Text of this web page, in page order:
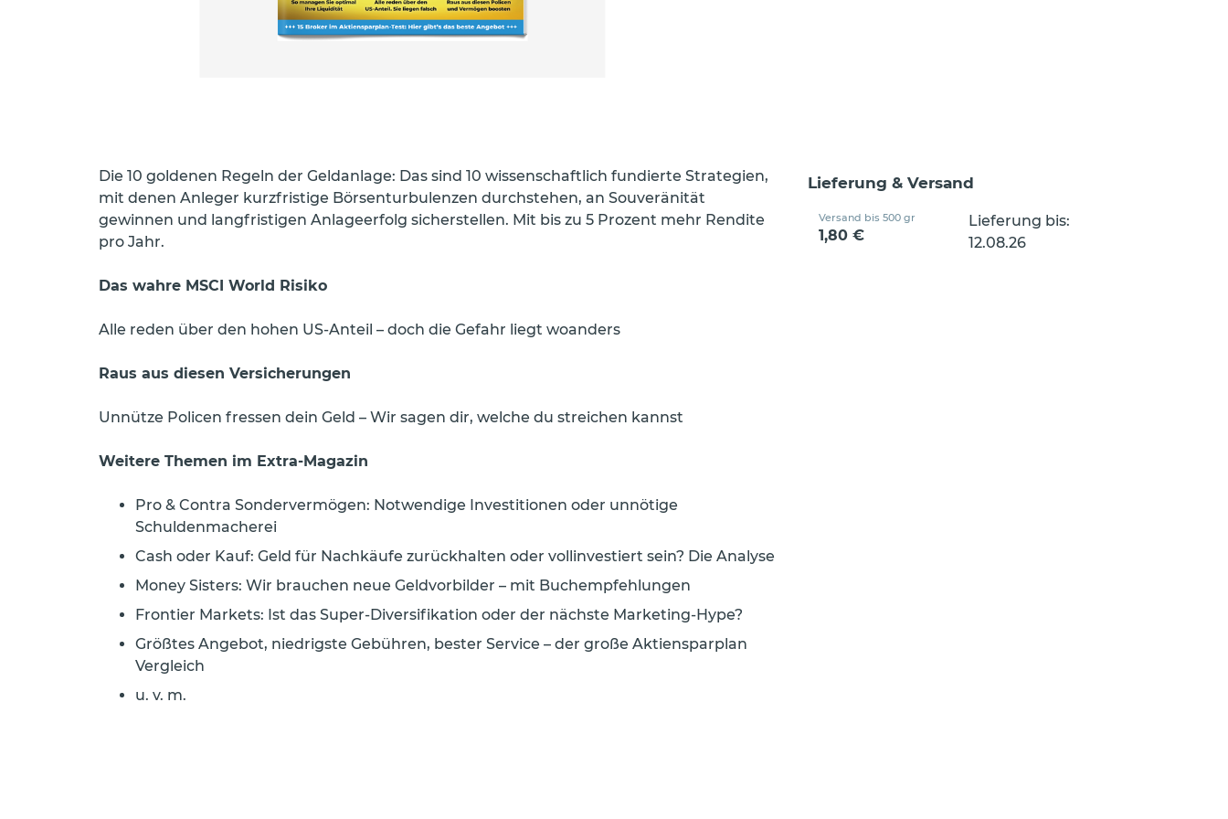
Die 10 goldenen Regeln der Geldanlage: Das sind 10 wissenschaftlich fundierte Strategien,
mit denen Anleger kurzfristige Börsenturbulenzen durchstehen, an Souveränität
gewinnen und langfristigen Anlageerfolg sicherstellen. Mit bis zu 5 Prozent mehr Rendite
pro Jahr.
Das wahre MSCI World Risiko
Alle reden über den hohen US-Anteil – doch die Gefahr liegt woanders
Raus aus diesen Versicherungen
Unnütze Policen fressen dein Geld – Wir sagen dir, welche du streichen kannst
Weitere Themen im Extra-Magazin
Pro & Contra Sondervermögen: Notwendige Investitionen oder unnötige
Schuldenmacherei
Cash oder Kauf: Geld für Nachkäufe zurückhalten oder vollinvestiert sein? Die Analyse
Money Sisters: Wir brauchen neue Geldvorbilder – mit Buchempfehlungen
Frontier Markets: Ist das Super-Diversifikation oder der nächste Marketing-Hype?
Größtes Angebot, niedrigste Gebühren, bester Service – der große Aktiensparplan
Vergleich
u. v. m.
Lieferung & Versand
Versand bis 500 gr
1,80 €
Lieferung bis:
12.08.26